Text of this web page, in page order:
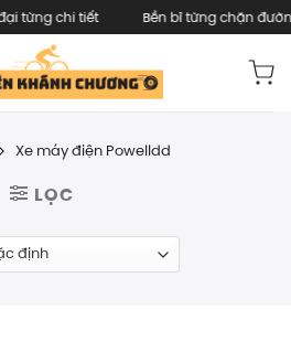
chi tiết Bền bỉ từng chặn đường
/ Xe máy điện Powelldd
LỌC